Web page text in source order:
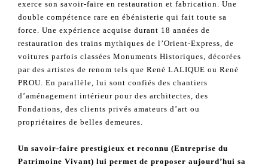
exerce son savoir-faire en restauration et fabrication. Une
double compétence rare en ébénisterie qui fait toute sa
force. Une expérience acquise durant 18 années de
restauration des trains mythiques de l’Orient-Express, de
voitures parfois classées Monuments Historiques, décorées
par des artistes de renom tels que René LALIQUE ou René
PROU. En parallèle, lui sont confiés des chantiers
d’aménagement intérieur pour des architectes, des
Fondations, des clients privés amateurs d’art ou
propriétaires de belles demeures.
Un savoir-faire prestigieux et reconnu (Entreprise du
Patrimoine Vivant) lui permet de proposer aujourd’hui sa